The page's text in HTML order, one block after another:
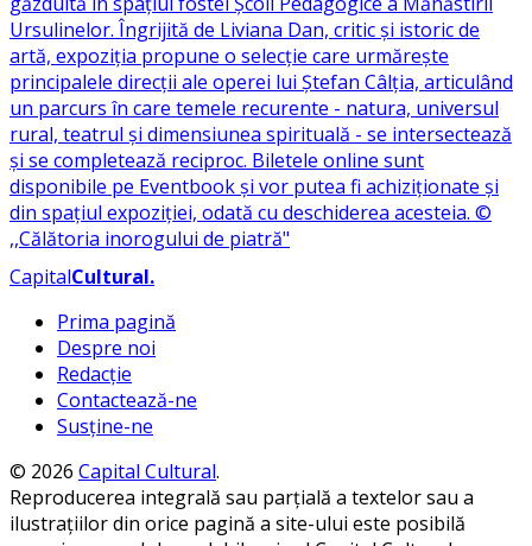
CapitalCultural.
Prima pagină
Despre noi
Redacție
Contactează-ne
Susține-ne
© 2026 Capital Cultural.
Reproducerea integrală sau parțială a textelor sau a
ilustrațiilor din orice pagină a site-ului este posibilă